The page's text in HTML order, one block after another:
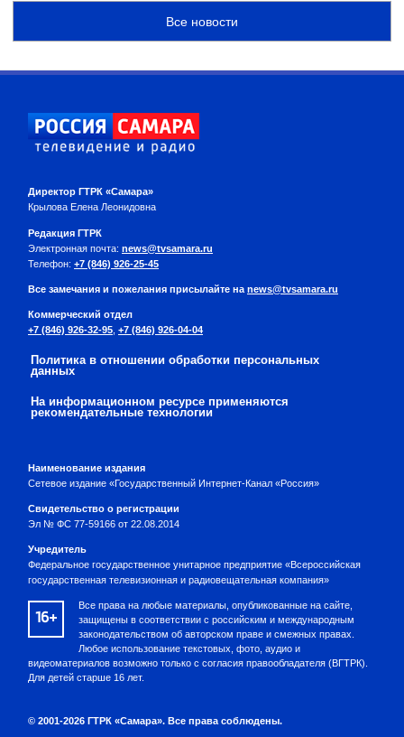
Все новости
Директор ГТРК «Самара»
Крылова Елена Леонидовна
Редакция ГТРК
Электронная почта: news@tvsamara.ru
Телефон: +7 (846) 926-25-45
Все замечания и пожелания присылайте на news@tvsamara.ru
Коммерческий отдел
+7 (846) 926-32-95 +7 (846) 926-04-04
Политика в отношении обработки персональных
данных
На информационном ресурсе применяются
рекомендательные технологии
Наименование издания
Сетевое издание «Государственный Интернет-Канал «Россия»
Свидетельство о регистрации
Эл № ФС 77-59166 от 22.08.2014
Учредитель
Федеральное государственное унитарное предприятие «Всероссийская
государственная телевизионная и радиовещательная компания»
16+
Все права на любые материалы, опубликованные на сайте,
защищены в соответствии с российским и международным
законодательством об авторском праве и смежных правах.
Любое использование текстовых, фото, аудио и
видеоматериалов возможно только с согласия правообладателя (ВГТРК).
Для детей старше 16 лет.
© 2001-2026 ГТРК «Самара». Все права соблюдены.